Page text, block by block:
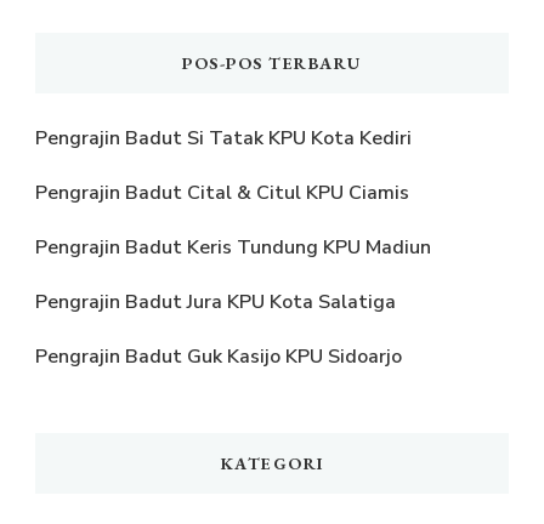
POS-POS TERBARU
Pengrajin Badut Si Tatak KPU Kota Kediri
Pengrajin Badut Cital & Citul KPU Ciamis
Pengrajin Badut Keris Tundung KPU Madiun
Pengrajin Badut Jura KPU Kota Salatiga
Pengrajin Badut Guk Kasijo KPU Sidoarjo
KATEGORI